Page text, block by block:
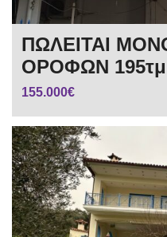
ΠΩΛΕΙΤΑΙ
ΟΡΟΦΩΝ
155.000€